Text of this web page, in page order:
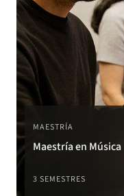
MAESTRÍA
Maestría en Música
3 SEMESTRES